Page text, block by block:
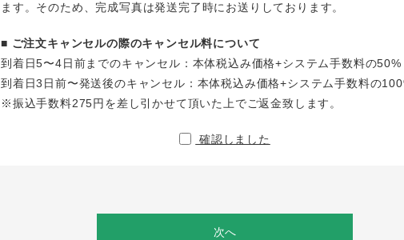
ます。そのため、完成写真は発送完了時にお送りしております。
■ ご注文キャンセルの際のキャンセル料について
到着日5〜4日前までのキャンセル：本体税込み価格+システム手数料の50%
到着日3日前〜発送後のキャンセル：本体税込み価格+システム手数料の
※振込手数料275円を差し引かせて頂いた上でご返金致します。
確認しました
次へ